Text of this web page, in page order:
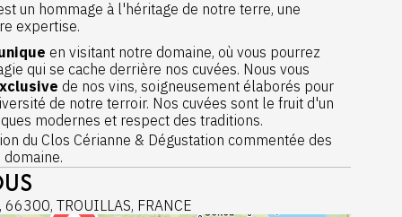
un hommage à l'héritage de notre terre, une
expertise.
en visitant notre domaine, où vous pourrez
qui se cache derrière nos cuvées. Nous vous
de nos vins, soigneusement élaborés pour
de notre terroir. Nos cuvées sont le fruit d'un
modernes et respect des traditions.
vous attend: laissez-vous envoûter par
et l'authenticité de chaque vin. Que vous
ou un néophyte, nous nous ferons un plaisir de
unique.
du Clos Cérianne & Dégustation commentée des
domaine.
TROUILLAS, FRANCE